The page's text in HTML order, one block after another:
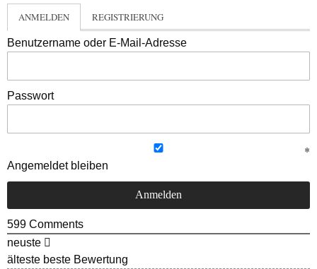
ANMELDEN REGISTRIERUNG
Benutzername oder E-Mail-Adresse
Passwort
Angemeldet bleiben
599 Comments
neuste
älteste beste Bewertung